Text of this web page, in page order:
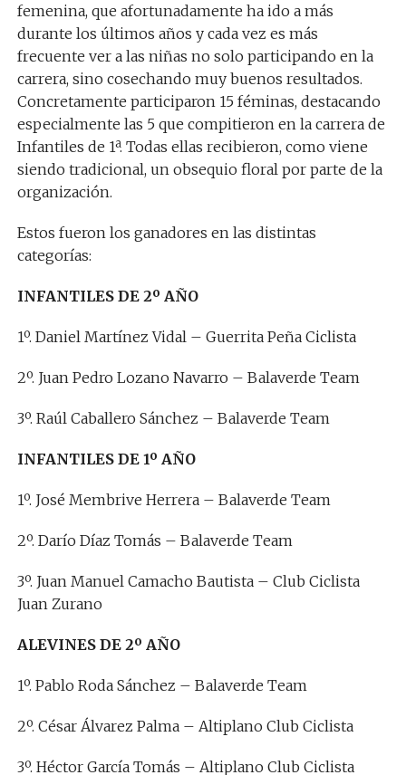
femenina, que afortunadamente ha ido a más
durante los últimos años y cada vez es más
frecuente ver a las niñas no solo participando en la
carrera, sino cosechando muy buenos resultados.
Concretamente participaron 15 féminas, destacando
especialmente las 5 que compitieron en la carrera de
Infantiles de 1ª. Todas ellas recibieron, como viene
siendo tradicional, un obsequio floral por parte de la
organización.
Estos fueron los ganadores en las distintas
categorías:
INFANTILES DE 2º AÑO
1º. Daniel Martínez Vidal – Guerrita Peña Ciclista
2º. Juan Pedro Lozano Navarro – Balaverde Team
3º. Raúl Caballero Sánchez – Balaverde Team
INFANTILES DE 1º AÑO
1º. José Membrive Herrera – Balaverde Team
2º. Darío Díaz Tomás – Balaverde Team
3º. Juan Manuel Camacho Bautista – Club Ciclista
Juan Zurano
ALEVINES DE 2º AÑO
1º. Pablo Roda Sánchez – Balaverde Team
2º. César Álvarez Palma – Altiplano Club Ciclista
3º. Héctor García Tomás – Altiplano Club Ciclista